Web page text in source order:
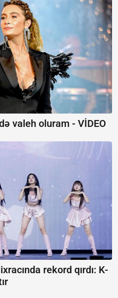
valeh oluram - VİDEO
rekord qırdı: K-